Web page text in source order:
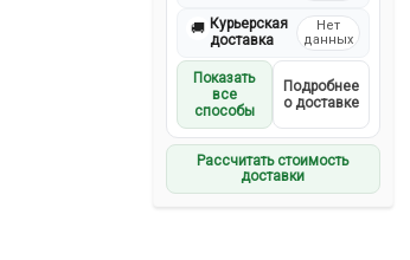
🚚 Курьерская
доставка
Нет
данных
Показать
все
способы
Подробнее
о доставке
Рассчитать стоимость
доставки